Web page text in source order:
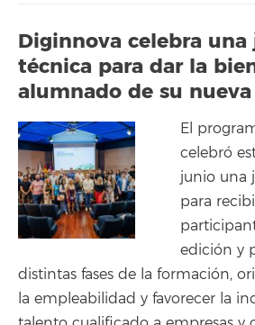
Diginnova celebra una
técnica para dar la
alumnado de su
El
celebró
junio una
para
edición y
distintas fases de la formación,
la empleabilidad y favorecer la